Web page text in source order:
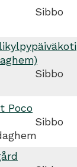
Sibbo
Sibbo
Poco
Sibbo